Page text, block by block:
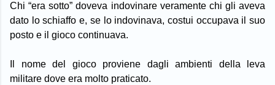
Chi “era sotto” doveva indovinare veramente chi gli aveva
dato lo schiaffo e, se lo indovinava, costui occupava il suo
posto e il gioco continuava.
Il nome del gioco proviene dagli ambienti della leva
militare dove era molto praticato.